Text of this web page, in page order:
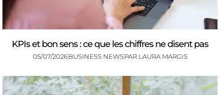
KPIs et bon sens : ce que les chiffres ne disent pas
05/07/2026BUSINESS NEWSPAR LAURA MARGIS